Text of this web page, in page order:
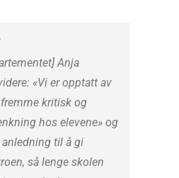
Anja
«Vi er opptatt av
kritisk og
hos elevene» og
anledning til å gi
så lenge skolen